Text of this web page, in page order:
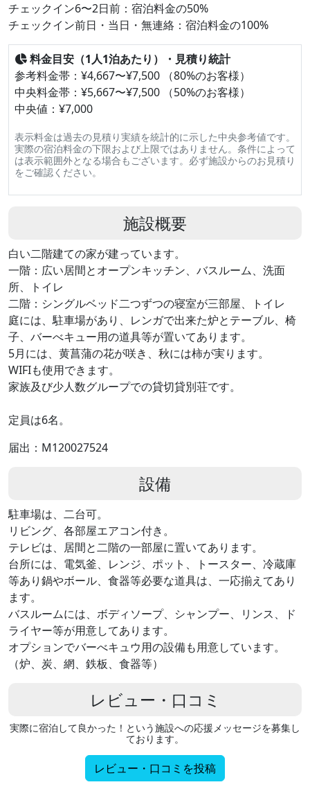
チェックイン6〜2日前：宿泊料金の50%
チェックイン前日・当日・無連絡：宿泊料金の100%
料金目安（1人1泊あたり）・見積り統計
参考料金帯：¥4,667〜¥7,500 （80%のお客様）
中央料金帯：¥5,667〜¥7,500 （50%のお客様）
中央値：¥7,000
表示料金は過去の見積り実績を統計的に示した中央参考値です。
実際の宿泊料金の下限および上限ではありません。条件によって
は表示範囲外となる場合もございます。必ず施設からのお見積り
をご確認ください。
施設概要
白い二階建ての家が建っています。
一階：広い居間とオープンキッチン、バスルーム、洗面
所、トイレ
二階：シングルベッド二つずつの寝室が三部屋、トイレ
庭には、駐車場があり、レンガで出来た炉とテーブル、椅
子、バーべキュー用の道具等が置いてあります。
5月には、黄菖蒲の花が咲き、秋には柿が実ります。
WIFIも使用できます。
家族及び少人数グループでの貸切貸別荘です。
定員は6名。
届出：M120027524
設備
駐車場は、二台可。
リビング、各部屋エアコン付き。
テレビは、居間と二階の一部屋に置いてあります。
台所には、電気釜、レンジ、ポット、トースター、冷蔵庫
等あり鍋やボール、食器等必要な道具は、一応揃えてあり
ます。
バスルームには、ボディソープ、シャンプー、リンス、ド
ライヤー等が用意してあります。
オプションでバーべキュウ用の設備も用意しています。
（炉、炭、網、鉄板、食器等）
レビュー・口コミ
実際に宿泊して良かった！という施設への応援メッセージを募集し
ております。
レビュー・口コミを投稿